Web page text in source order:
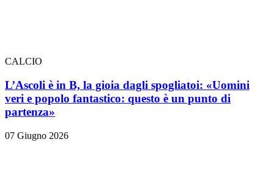
CALCIO
L’Ascoli è in B, la gioia dagli spogliatoi: «Uomini
veri e popolo fantastico: questo è un punto di
partenza»
07 Giugno 2026